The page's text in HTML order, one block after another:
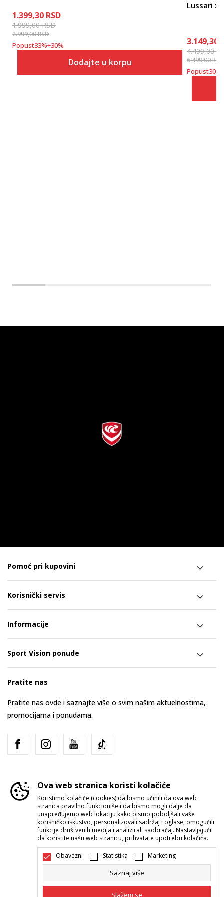
1.399,30 RSD
1.999,00RSD
2.999,00RSD
Popust33%+30%
Dodajte u korpu
Lussari
3.149,30
4.499,00
6.499,00RSD
Popust30%
Pomoć pri kupovini
Korisnički servis
Informacije
Sport Vision ponude
Pratite nas
Pratite nas ovde i saznajte više o svim našim aktuelnostima,
promocijama i ponudama.
Srbija Promenite
Nastojimo da budemo što precizniji u opisu proizvoda, prikazu slika i
Ova web stranica koristi kolačiće
Koristimo kolačiće (cookies) da bismo učinili da ova web
stranica pravilno funkcioniše i da bismo mogli dalje da
unapređujemo web lokaciju kako bismo poboljšali vaše
korisničko iskustvo, personalizovali sadržaj i oglase, omogućili
funkcije društvenih medija i analizirali saobraćaj. Nastavljajući
da koristite našu web stranicu, prihvatate upotrebu kolačića.
Obavezni Statistika Marketing
Saznaj više
Slažem se